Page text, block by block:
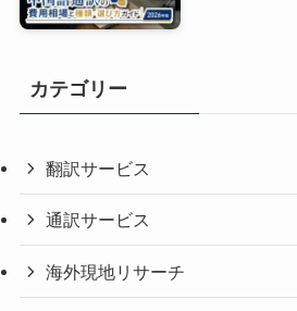
カテゴリー
翻訳サービス
通訳サービス
海外現地リサーチ